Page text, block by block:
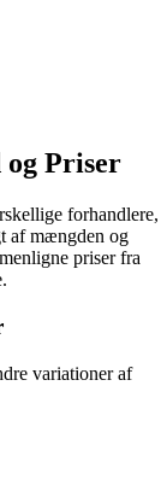
Priser
forhandlere,
af mængden og
priser fra
variationer af